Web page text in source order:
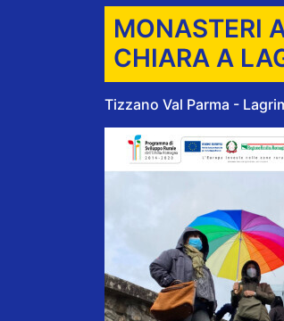
MONASTERI
CHIARA A
Tizzano Val Parma -